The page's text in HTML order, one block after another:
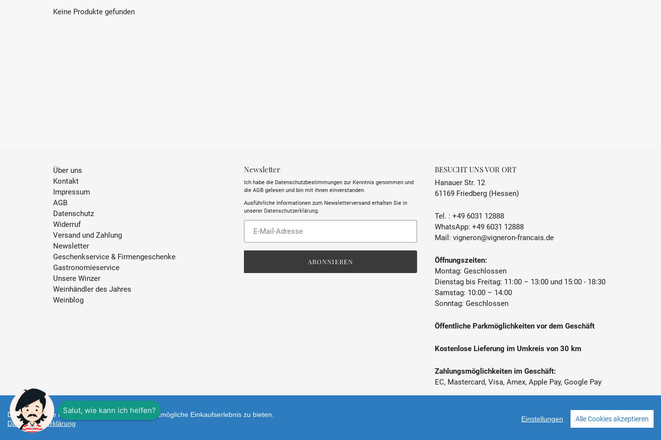
Keine Produkte gefunden
Über uns
Kontakt
Impressum
AGB
Datenschutz
Widerruf
Versand und Zahlung
Newsletter
Geschenkservice & Firmengeschenke
Gastronomieservice
Unsere Winzer
Weinhändler des Jahres
Weinblog
Newsletter
Ich habe die Datenschutzbestimmungen zur Kenntnis genommen und
die AGB gelesen und bin mit ihnen einverstanden.
Ausführliche Informationen zum Newsletterversand erhalten Sie in
unserer Datenschutzerklärung
ABONNIEREN
BESUCHT UNS VOR ORT
Hanauer Str. 12
61169 Friedberg (Hessen)
Tel. : +49 6031 12888
WhatsApp: +49 6031 12888
Mail: vigneron@vigneron-francais.de
Öffnungszeiten:
Montag: Geschlossen
Dienstag bis Freitag: 11:00 – 13:00 und 15:00 - 18:30
Samstag: 10:00 – 14:00
Sonntag: Geschlossen
Öffentliche Parkmöglichkeiten vor dem Geschäft
Kostenlose Lieferung im Umkreis von 30 km
Zahlungsmöglichkeiten im Geschäft:
EC, Mastercard, Visa, Amex, Apple Pay, Google Pay
Diese Webseite nutzt Cookies um Ihnen das bestmögliche Einkaufserlebnis zu bieten.
Datenschutzerklärung
Einstellungen Alle Cookies akzeptieren